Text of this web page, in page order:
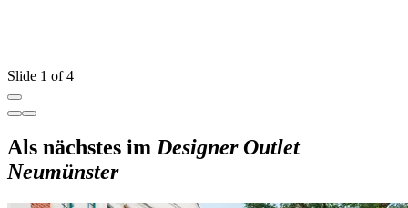
Slide 1 of 4
Als nächstes im Designer Outlet
Neumünster